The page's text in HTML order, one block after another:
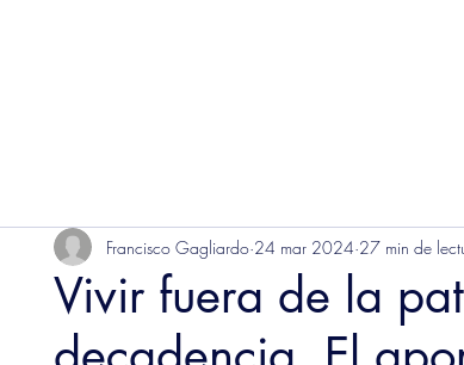
Vivir fuera de la
Francisco Gagliardo 24 mar 2024 27 min de